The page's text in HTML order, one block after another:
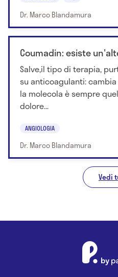
Dr. Marco Blandamura
Coumadin: esiste
Salve,il tipo di terapia,
su anticoagulanti:
la molecola è sempre
dolore...
ANGIOLOGIA
Dr. Marco Blandamura
Vedi